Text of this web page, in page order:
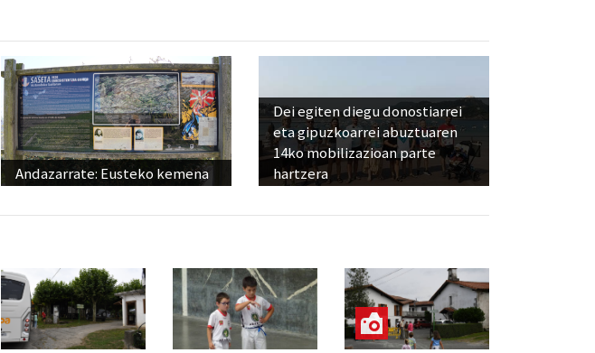
Andazarrate: Eusteko kemena
Dei egiten diegu donostiarrei
eta gipuzkoarrei abuztuaren
14ko mobilizazioan parte
hartzera